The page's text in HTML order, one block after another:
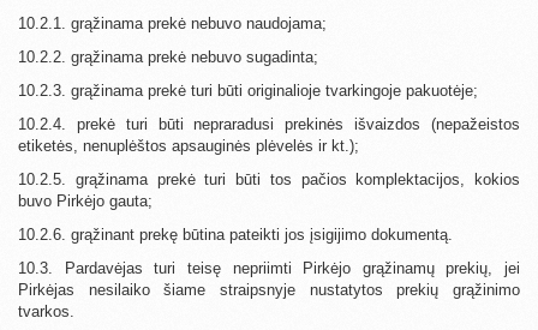
10.2.1. grąžinama prekė nebuvo naudojama;
10.2.2. grąžinama prekė nebuvo sugadinta;
10.2.3. grąžinama prekė turi būti originalioje tvarkingoje pakuotėje;
10.2.4. prekė turi būti nepraradusi prekinės išvaizdos (nepažeistos
etiketės, nenuplėštos apsauginės plėvelės ir kt.);
10.2.5. grąžinama prekė turi būti tos pačios komplektacijos, kokios
buvo Pirkėjo gauta;
10.2.6. grąžinant prekę būtina pateikti jos įsigijimo dokumentą.
10.3. Pardavėjas turi teisę nepriimti Pirkėjo grąžinamų prekių, jei
Pirkėjas nesilaiko šiame straipsnyje nustatytos prekių grąžinimo
tvarkos.